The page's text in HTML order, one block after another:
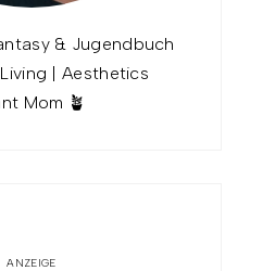
& Jugendbuch
| Aesthetics
Mom 🪴
ANZEIGE